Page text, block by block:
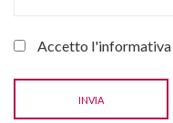
Accetto l'informativa
INVIA